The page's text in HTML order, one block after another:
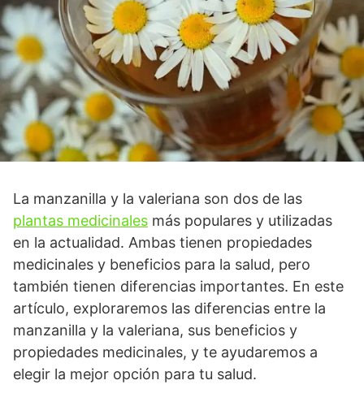
La manzanilla y la valeriana son dos de las
plantas medicinales más populares y utilizadas
en la actualidad. Ambas tienen propiedades
medicinales y beneficios para la salud, pero
también tienen diferencias importantes. En este
artículo, exploraremos las diferencias entre la
manzanilla y la valeriana, sus beneficios y
propiedades medicinales, y te ayudaremos a
elegir la mejor opción para tu salud.